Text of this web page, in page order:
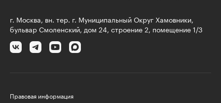
г. Москва, вн. тер. г. Муниципальный Округ Хамовники,
бульвар Смоленский, дом 24, строение 2, помещение 1/3
Правовая информация